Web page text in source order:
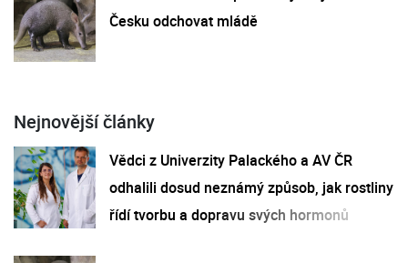
Česku odchovat mládě
Nejnovější články
Vědci z Univerzity Palackého a AV ČR
odhalili dosud neznámý způsob, jak rostliny
řídí tvorbu a dopravu svých hormonů